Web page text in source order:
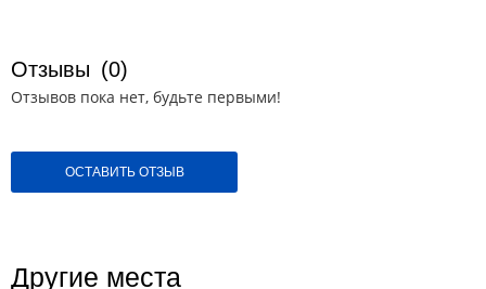
Отзывы (0)
Отзывов пока нет, будьте первыми!
ОСТАВИТЬ ОТЗЫВ
Другие места